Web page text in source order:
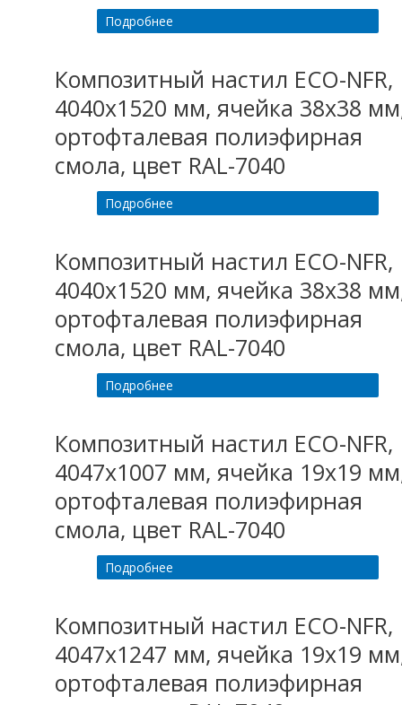
Подробнее
Композитный настил ECO-NFR,
4040х1520 мм, ячейка 38х38
ортофталевая полиэфирная
смола, цвет RAL-7040
Подробнее
Композитный настил ECO-NFR,
4040х1520 мм, ячейка 38х38
ортофталевая полиэфирная
смола, цвет RAL-7040
Подробнее
Композитный настил ECO-NFR,
4047х1007 мм, ячейка 19х19
ортофталевая полиэфирная
смола, цвет RAL-7040
Подробнее
Композитный настил ECO-NFR,
4047х1247 мм, ячейка 19х19
ортофталевая полиэфирная